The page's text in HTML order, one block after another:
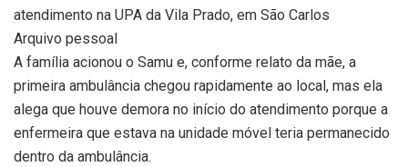
atendimento na UPA da Vila Prado, em São Carlos
Arquivo pessoal
A família acionou o Samu e, conforme relato da mãe, a
primeira ambulância chegou rapidamente ao local, mas ela
alega que houve demora no início do atendimento porque a
enfermeira que estava na unidade móvel teria permanecido
dentro da ambulância.